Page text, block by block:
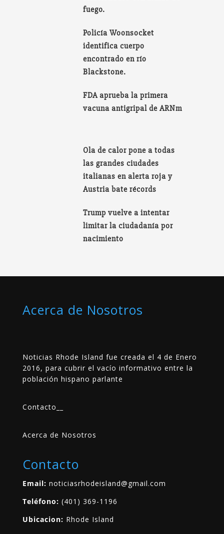
fuego.
Policía Woonsocket
identifica cuerpo
encontrado en río
Blackstone.
FDA aprueba la primera
vacuna antigripal de ARNm
Ola de calor pone a todas
las grandes ciudades
italianas en alerta roja y
Austria bate récords
Trump vuelve a intentar
limitar la ciudadanía por
nacimiento
Acerca de Nosotros
Noticias Rhode Island fue creada el 4 de Enero
2016, para cubrir el vacío informativo entre la
población hispano parlante
Contacto
Acerca de Nosotros
Contacto
Email: noticiasrhodeisland@gmail.com
Teléfono: (401) 369-1196
Ubicacion: Rhode Island